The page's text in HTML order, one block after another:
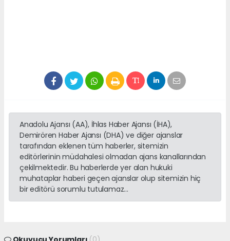
Anadolu Ajansı (AA), İhlas Haber Ajansı (İHA),
Demirören Haber Ajansı (DHA) ve diğer ajanslar
tarafından eklenen tüm haberler, sitemizin
editörlerinin müdahalesi olmadan ajans kanallarından
çekilmektedir. Bu haberlerde yer alan hukuki
muhataplar haberi geçen ajanslar olup sitemizin hiç
bir editörü sorumlu tutulamaz...